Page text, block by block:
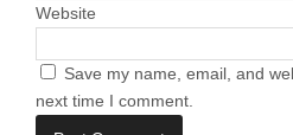
Website
Save my name, email, and
next time I comment.